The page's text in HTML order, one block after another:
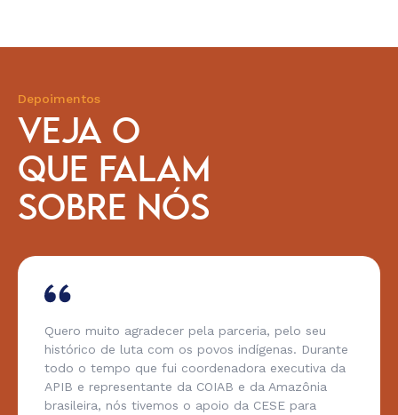
Depoimentos
VEJA O
QUE FALAM
SOBRE NÓS
Quero muito agradecer pela parceria, pelo seu
histórico de luta com os povos indígenas. Durante
todo o tempo que fui coordenadora executiva da
APIB e representante da COIAB e da Amazônia
brasileira, nós tivemos o apoio da CESE para